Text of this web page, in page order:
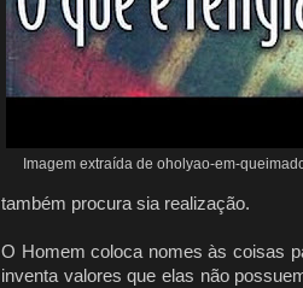
Imagem extraída de oholyao-em-
também procura sia realização.
O Homem coloca nomes às coisas
inventa valores que elas não